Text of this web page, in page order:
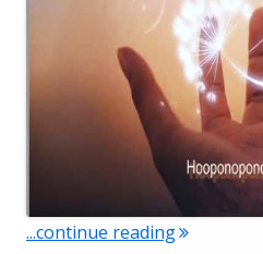
...continue reading"Lélek vagy"